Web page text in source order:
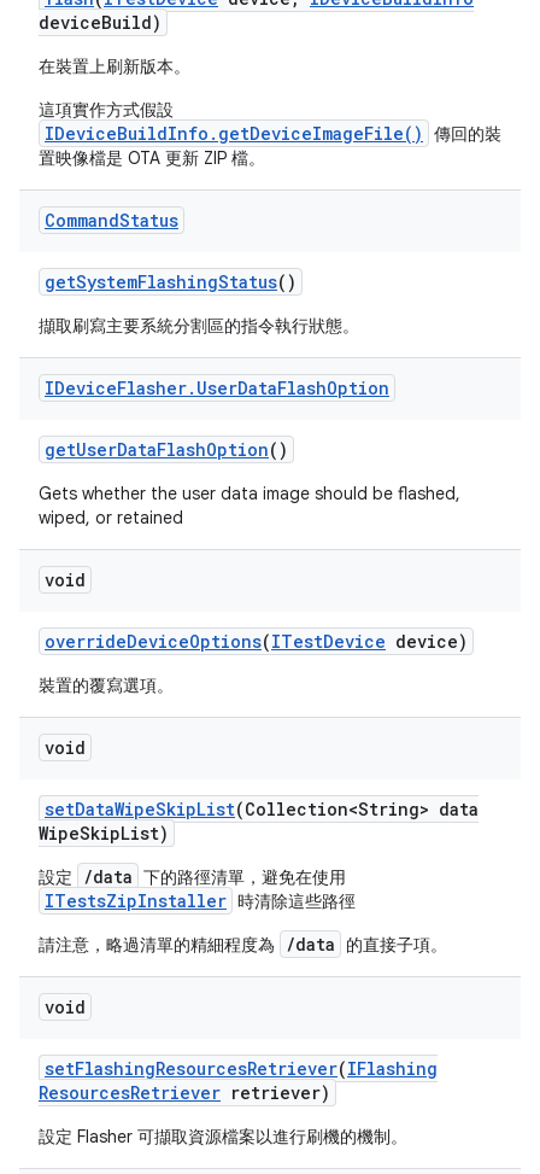
deviceBuild)
在裝置上刷新版本。
這項實作方式假設
IDeviceBuildInfo.getDeviceImageFile()
傳回的裝
置映像檔是 OTA 更新 ZIP 檔。
CommandStatus
getSystemFlashingStatus()
擷取刷寫主要系統分割區的指令執行狀態。
IDeviceFlasher. UserDataFlashOption
getUserDataFlashOption()
Gets whether the user data image should be flashed,
wiped, or retained
void
overrideDeviceOptions(ITestDevice device)
裝置的覆寫選項。
void
setDataWipeSkipList(Collection<String> data
WipeSkipList)
設定 /data 下的路徑清單，避免在使用
ITestsZipInstaller 時清除這些路徑
請注意，略過清單的精細程度為
/data 的直接子項。
void
setFlashingResourcesRetriever(IFlashing
ResourcesRetriever retriever)
設定 Flasher 可擷取資源檔案以進行刷機的機制。